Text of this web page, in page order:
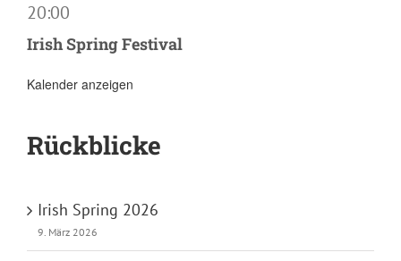
20:00
Irish Spring Festival
Kalender anzeigen
Rückblicke
Irish Spring 2026
9. März 2026